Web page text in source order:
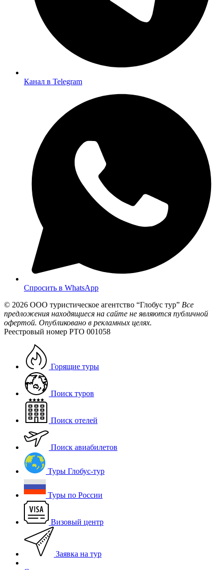
Канал в Telegram
Спросить в WhatsApp
© 2026 ООО туристическое агентство “Глобус тур” Все
предложения находящиеся на сайте не являются публичной
офертой. Опубликовано в рекламных целях.
Реестровый номер РТО 001058
Горящие туры
Поиск туров
Поиск отелей
Поиск авиабилетов
Туры Глобус-тур
Туры по России
Визовый центр
Заявка на тур